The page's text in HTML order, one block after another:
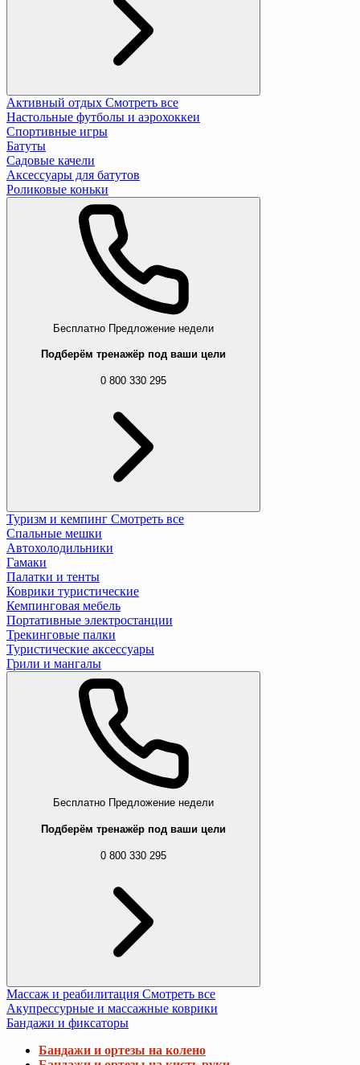
Активный отдых Смотреть все
Настольные футболы и аэрохоккеи
Спортивные игры
Батуты
Садовые качели
Аксессуары для батутов
Роликовые коньки
Бесплатно Предложение недели
Подберём тренажёр под ваши цели
0 800 330 295
Туризм и кемпинг Смотреть все
Спальные мешки
Автохолодильники
Гамаки
Палатки и тенты
Коврики туристические
Кемпинговая мебель
Портативные электростанции
Трекинговые палки
Туристические аксессуары
Грили и мангалы
Бесплатно Предложение недели
Подберём тренажёр под ваши цели
0 800 330 295
Массаж и реабилитация Смотреть все
Акупрессурные и массажные коврики
Бандажи и фиксаторы
Бандажи и ортезы на колено